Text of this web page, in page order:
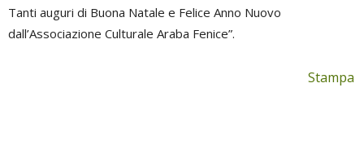
Tanti auguri di Buona Natale e Felice Anno Nuovo
dall’Associazione Culturale Araba Fenice”.
Stampa